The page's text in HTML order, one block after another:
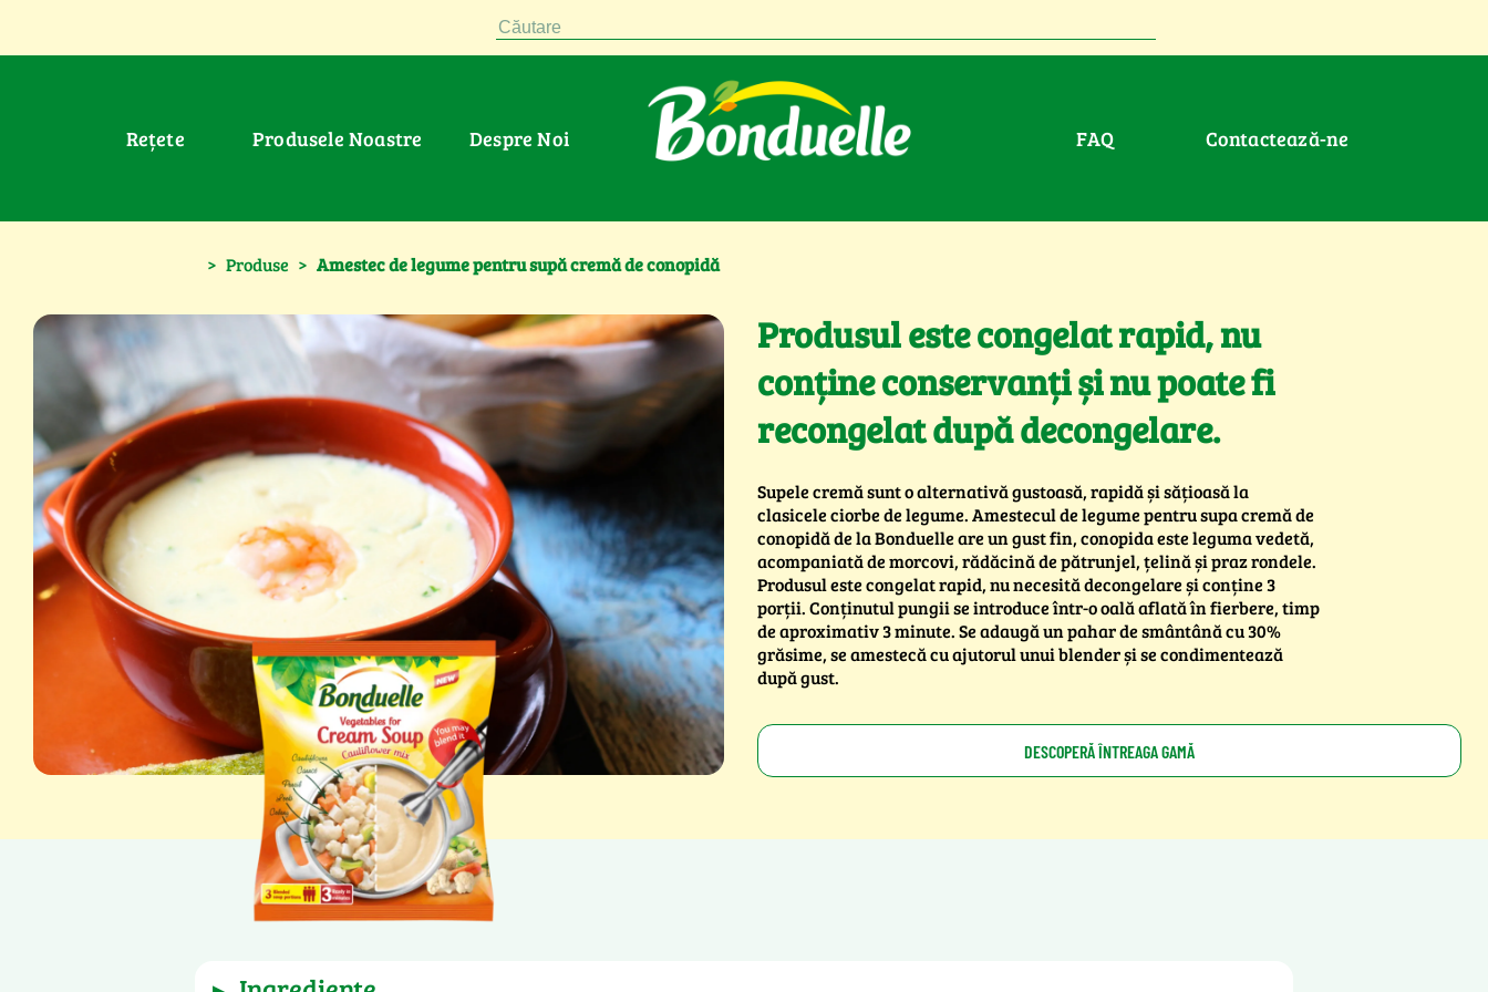
Căutare
Rețete Produsele Noastre Despre Noi FAQ Contactează-ne
> Produse > Amestec de legume pentru supă cremă de conopidă
Produsul este congelat rapid, nu
conține conservanți și nu poate fi
recongelat după decongelare.
Supele cremă sunt o alternativă gustoasă, rapidă și sățioasă la
clasicele ciorbe de legume. Amestecul de legume pentru supa cremă de
conopidă de la Bonduelle are un gust fin, conopida este leguma vedetă,
acompaniată de morcovi, rădăcină de pătrunjel, țelină și praz rondele.
Produsul este congelat rapid, nu necesită decongelare și conține 3
porții. Conținutul pungii se introduce într-o oală aflată în fierbere, timp
de aproximativ 3 minute. Se adaugă un pahar de smântână cu 30%
grăsime, se amestecă cu ajutorul unui blender și se condimentează
după gust.
DESCOPERĂ ÎNTREAGA GAMĂ
Greutate netă: 400 g